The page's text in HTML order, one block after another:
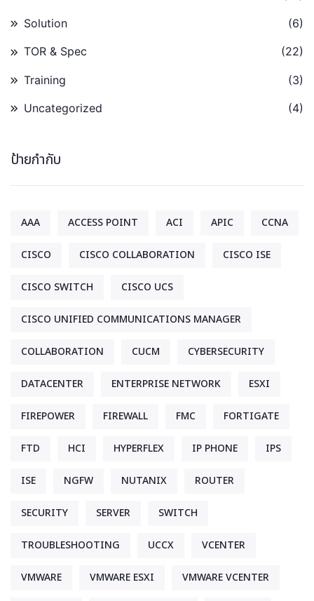
Solution (6)
TOR & Spec (22)
Training (3)
Uncategorized (4)
ป้ายกำกับ
AAA ACCESS POINT ACI APIC CCNA
CISCO CISCO COLLABORATION CISCO ISE
CISCO SWITCH CISCO UCS
CISCO UNIFIED COMMUNICATIONS MANAGER
COLLABORATION CUCM CYBERSECURITY
DATACENTER ENTERPRISE NETWORK ESXI
FIREPOWER FIREWALL FMC FORTIGATE
FTD HCI HYPERFLEX IP PHONE IPS
ISE NGFW NUTANIX ROUTER
SECURITY SERVER SWITCH
TROUBLESHOOTING UCCX VCENTER
VMWARE VMWARE ESXI VMWARE VCENTER